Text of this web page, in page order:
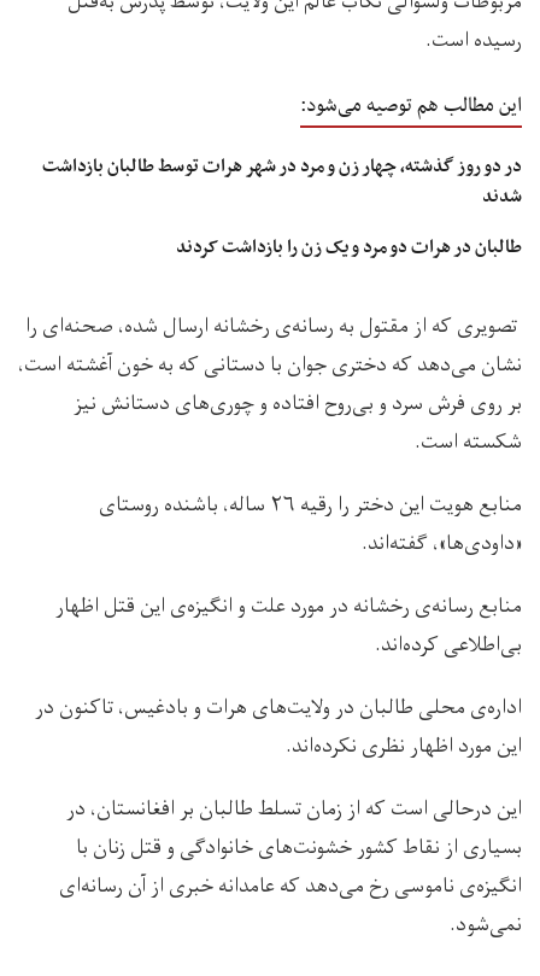
رسیده است.
این مطالب هم توصیه می‌شود:
در دو روز گذشته، چهار زن و مرد در شهر هرات توسط طالبان بازداشت
شدند
طالبان در هرات دو مرد و یک زن را بازداشت کردند
تصویری که از مقتول به رسانه‌ی رخشانه ارسال شده، صحنه‌ای را
نشان می‌دهد که دختری جوان با دستانی که به خون آغشته است،
بر روی فرش سرد و بی‌روح افتاده و چوری‌های دستانش نیز
شکسته است.
منابع هویت این دختر را رقیه ۲۶ ساله، باشنده روستای
«داودی‌ها»، گفته‌اند.
منابع رسانه‌ی رخشانه در مورد علت و انگیزه‌ی این قتل اظهار
بی‌اطلاعی کرده‌اند.
اداره‌ی محلی طالبان در ولایت‌های هرات و بادغیس، تاکنون در
این مورد اظهار نظری نکرده‌اند.
این درحالی است که از زمان تسلط طالبان بر افغانستان، در
بسیاری از نقاط کشور خشونت‌های خانواد‌گی و قتل زنان با
انگیزه‌ی ناموسی رخ می‌دهد که عامدانه خبری از آن رسانه‌ای
نمی‌شود.